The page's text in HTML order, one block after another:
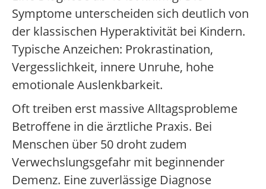
Symptome unterscheiden sich deutlich von
der klassischen Hyperaktivität bei Kindern.
Typische Anzeichen: Prokrastination,
Vergesslichkeit, innere Unruhe, hohe
emotionale Auslenkbarkeit.
Oft treiben erst massive Alltagsprobleme
Betroffene in die ärztliche Praxis. Bei
Menschen über 50 droht zudem
Verwechslungsgefahr mit beginnender
Demenz. Eine zuverlässige Diagnose